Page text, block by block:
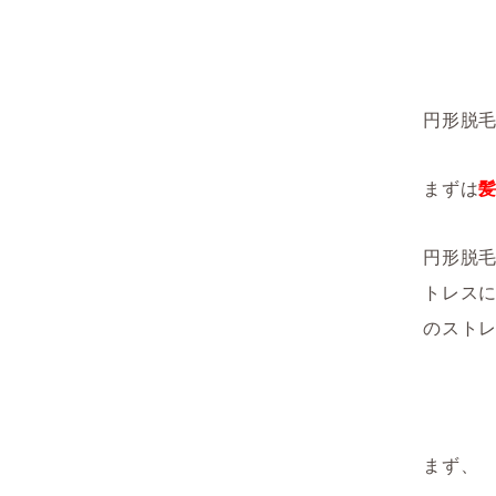
円形脱
まずは
円形脱
トレス
のスト
まず、